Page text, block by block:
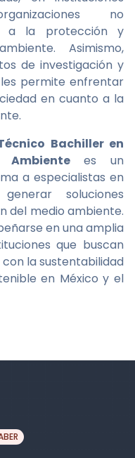
no
a la protección y
Asimismo,
de investigación y
permite enfrentar
en cuanto a la
Bachiller en
es un
a especialistas en
soluciones
del medio ambiente.
en una amplia
que buscan
la sustentabilidad
en México y el